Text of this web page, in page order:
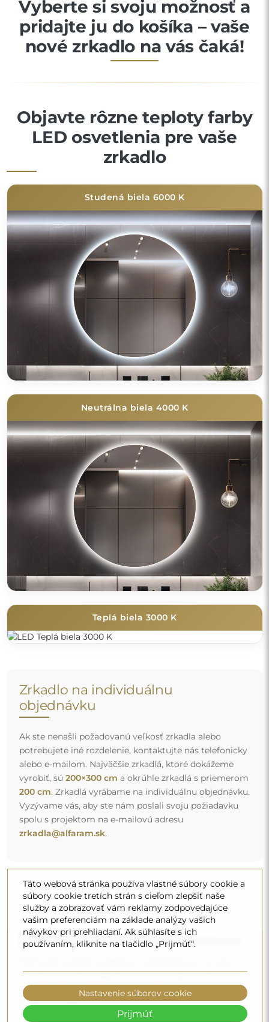
Vyberte si svoju možnosť a
pridajte ju do košíka – vaše
nové zrkadlo na vás čaká!
Objavte rôzne teploty farby
LED osvetlenia pre vaše
zrkadlo
Studená biela 6000 K
Neutrálna biela 4000 K
Teplá biela 3000 K
Zrkadlo na individuálnu
objednávku
Ak ste nenašli požadovanú veľkosť zrkadla alebo
potrebujete iné rozdelenie, kontaktujte nás telefonicky
alebo e-mailom. Najväčšie zrkadlá, ktoré dokážeme
vyrobiť, sú 200×300 cm a okrúhle zrkadlá s priemerom
200 cm. Zrkadlá vyrábame na individuálnu objednávku.
Vyzývame vás, aby ste nám poslali svoju požiadavku
spolu s projektom na e-mailovú adresu
zrkadla@alfaram.sk.
Doprava zdarma a bezpečná preprava
zrkadlo, ktoré ste si objednali, k vám bezpečne dorazilo, a
to úplne zdarma. Disponujeme vlastným vozovým
parkom a vyškoleným personálom, preto vám môžeme
zaručiť, že zrkadlo dorazí v dokonalom stave, bez
Táto webová stránka používa vlastné súbory cookie a
súbory cookie tretích strán s cieľom zlepšiť naše
služby a zobrazovať vám reklamy zodpovedajúce
vašim preferenciám na základe analýzy vašich
návykov pri prehliadaní. Ak súhlasíte s ich
používaním, kliknite na tlačidlo „Prijmúť“.
Nastavenie súborov cookie
Prijmúť